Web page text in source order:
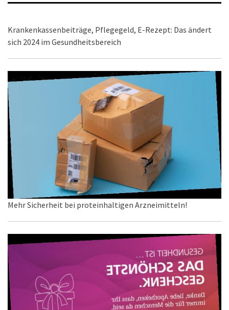
Krankenkassenbeiträge, Pflegegeld, E-Rezept: Das ändert
sich 2024 im Gesundheitsbereich
Mehr Sicherheit bei proteinhaltigen Arzneimitteln!